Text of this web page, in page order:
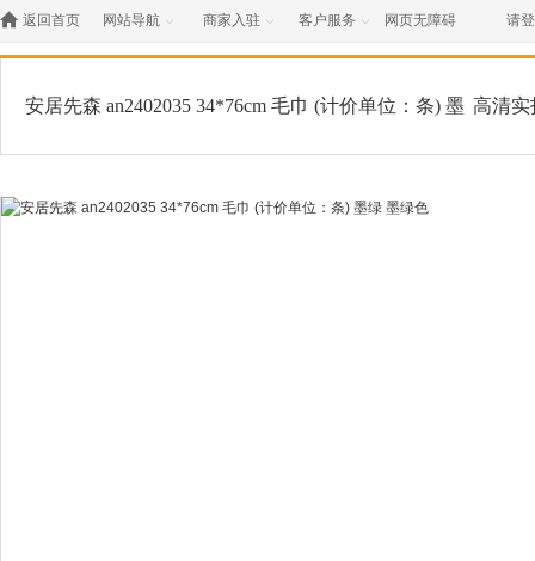
 返回首页 网站导航  商家入驻  客户服务  网页无障碍 请
安居先森 an2402035 34*76cm 毛巾 (计价单位：条) 墨 高清实